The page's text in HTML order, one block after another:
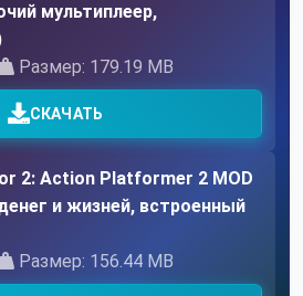
мультиплеер,
Размер: 179.19 MB
СКАЧАТЬ
2: Action Platformer 2 MOD
и жизней, встроенный
Размер: 156.44 MB